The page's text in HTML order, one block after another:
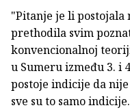
"Pitanje je li
prethodila svim
konvencionalnoj
u Sumeru između 3. i
postoje indicije da
sve su to samo